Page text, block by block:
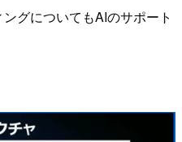
グについてもAIのサポート